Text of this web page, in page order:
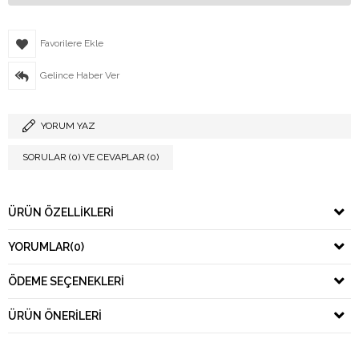
Favorilere Ekle
Gelince Haber Ver
YORUM YAZ
SORULAR (0) VE CEVAPLAR (0)
ÜRÜN ÖZELLIKLERI
YORUMLAR(0)
ÖDEME SEÇENEKLERI
ÜRÜN ÖNERILERI